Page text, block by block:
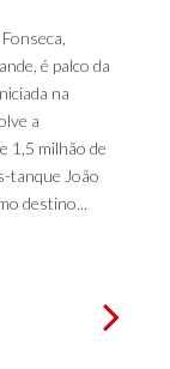
é palco da
na
a
1,5 milhão de
tanque João
destino...